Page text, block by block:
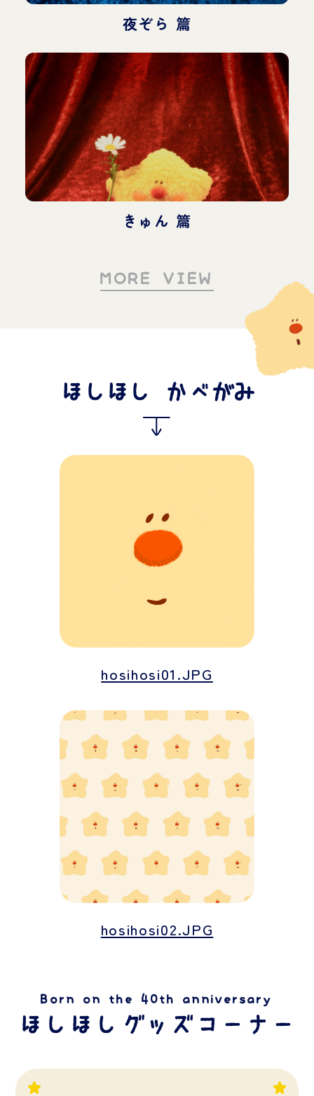
夜ぞら 篇
きゅん 篇
MORE VIEW
ほしほし かべがみ
hosihosi01.JPG
hosihosi02.JPG
Born on the 40th anniversary
ほしほしグッズコーナー